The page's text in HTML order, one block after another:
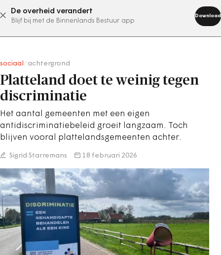
De overheid verandert
Blijf bij met de Binnenlands Bestuur app
Download
abonneer nu
sociaal achtergrond
Platteland doet te weinig tegen
discriminatie
Het aantal gemeenten met een eigen
antidiscriminatiebeleid groeit langzaam. Toch
blijven vooral plattelandsgemeenten achter.
Sigrid Starremans 18 februari 2026